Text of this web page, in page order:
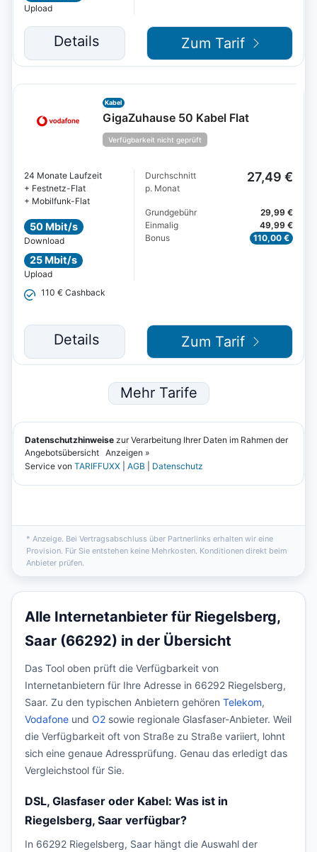
* Anzeige. Bei Vertragsabschluss über Partnerlinks erhalten wir eine
Provision. Für Sie entstehen keine Mehrkosten. Konditionen direkt beim
Anbieter prüfen.
Alle Internetanbieter für Riegelsberg,
Saar (66292) in der Übersicht
Das Tool oben prüft die Verfügbarkeit von
Internetanbietern für Ihre Adresse in 66292 Riegelsberg,
Saar. Zu den typischen Anbietern gehören Telekom,
Vodafone und O2 sowie regionale Glasfaser-Anbieter. Weil
die Verfügbarkeit oft von Straße zu Straße variiert, lohnt
sich eine genaue Adressprüfung. Genau das erledigt das
Vergleichstool für Sie.
DSL, Glasfaser oder Kabel: Was ist in
Riegelsberg, Saar verfügbar?
In 66292 Riegelsberg, Saar hängt die Auswahl der